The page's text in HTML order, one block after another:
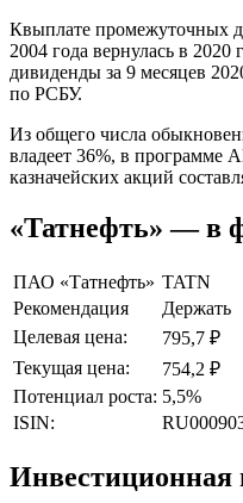
Квыплате промежуточных
2004 года вернулась в
дивиденды за 9 месяцев
по РСБУ.
Из общего числа
владеет 36%, в программе
казначейских акций
«Татнефть» — в
ПАО «Татнефть» TATN
Рекомендация
Держать
Целевая цена:
795,7 ₽
Текущая цена:
754,2 ₽
Потенциал роста: 5,5%
ISIN:
Инвестиционная